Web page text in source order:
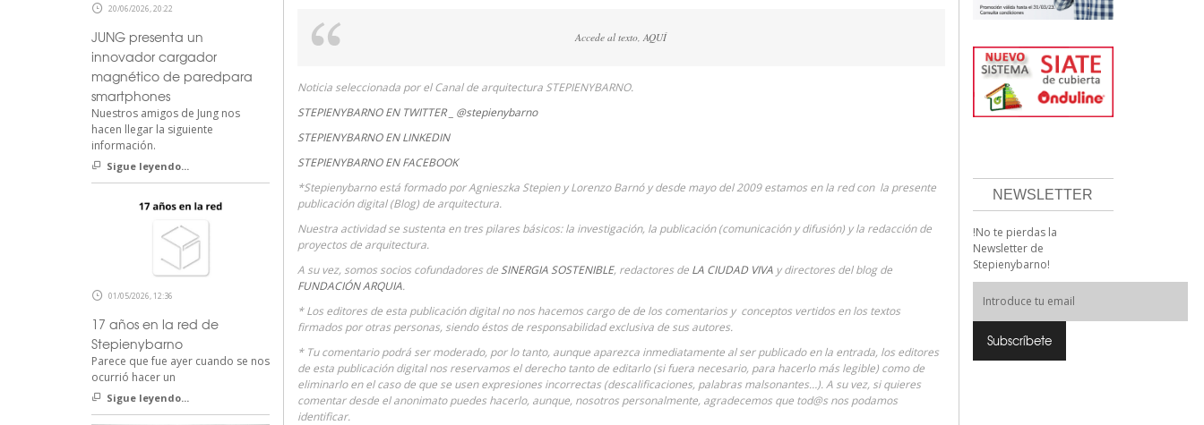
Accede al texto,AQUÍ
Noticia seleccionada por el Canal de arquitectura STEPIENYBARNO.
STEPIENYBARNO EN TWITTER _ @stepienybarno
STEPIENYBARNO EN LINKEDIN
STEPIENYBARNO EN FACEBOOK
*Stepienybarno está formado por Agnieszka Stepien y Lorenzo Barnó y desde mayo del 2009 estamos en la red con la presente
publicación digital (Blog) de arquitectura.
Nuestra actividad se sustenta en tres pilares básicos: la investigación, la publicación (comunicación y difusión) y la redacción de
proyectos de arquitectura.
A su vez, somos socios cofundadores de SINERGIA SOSTENIBLE, redactores de LA CIUDAD VIVA y directores del blog de
FUNDACIÓN ARQUIA.
* Los editores de esta publicación digital no nos hacemos cargo de de los comentarios y conceptos vertidos en los textos
firmados por otras personas, siendo éstos de responsabilidad exclusiva de sus autores.
* Tu comentario podrá ser moderado, por lo tanto, aunque aparezca inmediatamente al ser publicado en la entrada, los editores
de esta publicación digital nos reservamos el derecho tanto de editarlo (si fuera necesario, para hacerlo más legible) como de
eliminarlo en el caso de que se usen expresiones incorrectas (descalificaciones, palabras malsonantes…). A su vez, si quieres
comentar desde el anonimato puedes hacerlo, aunque, nosotros personalmente, agradecemos que tod@s nos podamos
identificar.
NEWSLETTER
!No te pierdas la
Newsletter de
Stepienybarno!
20/06/2026, 20:22
JUNG presenta un
innovador cargador
magnético de paredpara
smartphones
Nuestros amigos de Jung nos
hacen llegar la siguiente
información.
Sigue leyendo...
01/05/2026, 12:36
17 años en la red de
Stepienybarno
Parece que fue ayer cuando se nos
ocurrió hacer un
Sigue leyendo...